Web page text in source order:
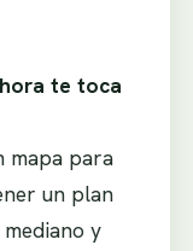
te toca
mapa para
un plan
y